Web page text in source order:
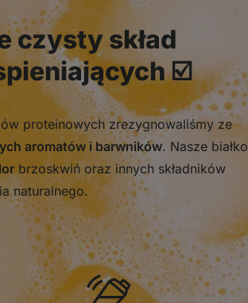
czysty skład
☑️
proteinowych zrezygnowaliśmy ze
aromatów i barwników. Nasze białko
brzoskwiń oraz innych składników
naturalnego.